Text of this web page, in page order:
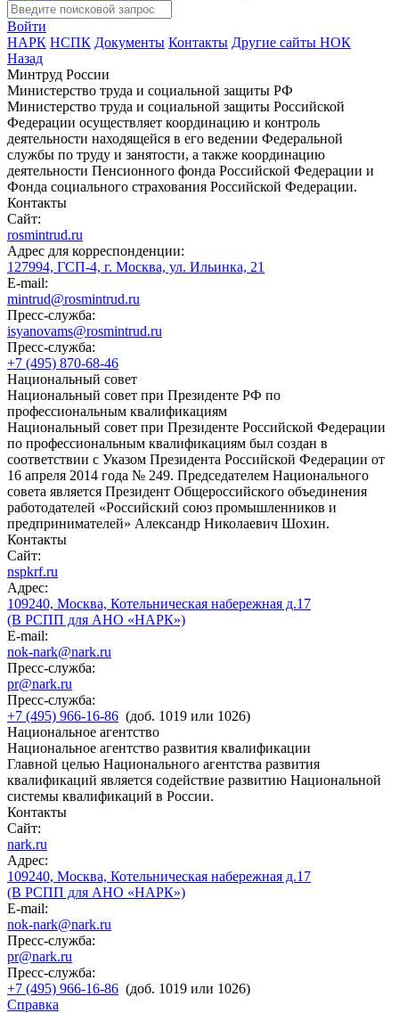
Войти
НАРК НСПК Документы Контакты Другие сайты НОК
Назад
Минтруд России
Министерство труда и социальной защиты РФ
Министерство труда и социальной защиты Российской
Федерации осуществляет координацию и контроль
деятельности находящейся в его ведении Федеральной
службы по труду и занятости, а также координацию
деятельности Пенсионного фонда Российской Федерации и
Фонда социального страхования Российской Федерации.
Контакты
Сайт:
rosmintrud.ru
Адрес для корреспонденции:
127994, ГСП-4, г. Москва, ул. Ильинка, 21
E-mail:
mintrud@rosmintrud.ru
Пресс-служба:
isyanovams@rosmintrud.ru
Пресс-служба:
+7 (495) 870-68-46
Национальный совет
Национальный совет при Президенте РФ по
профессиональным квалификациям
Национальный совет при Президенте Российской Федерации
по профессиональным квалификациям был создан в
соответствии с Указом Президента Российской Федерации от
16 апреля 2014 года № 249. Председателем Национального
совета является Президент Общероссийского объединения
работодателей «Российский союз промышленников и
предпринимателей» Александр Николаевич Шохин.
Контакты
Сайт:
nspkrf.ru
Адрес:
109240, Москва, Котельническая набережная д.17
(В РСПП для АНО «НАРК»)
E-mail:
nok-nark@nark.ru
Пресс-служба:
pr@nark.ru
Пресс-служба:
+7 (495) 966-16-86 (доб. 1019 или 1026)
Национальное агентство
Национальное агентство развития квалификации
Главной целью Национального агентства развития
квалификаций является содействие развитию Национальной
системы квалификаций в России.
Контакты
Сайт:
nark.ru
Адрес:
109240, Москва, Котельническая набережная д.17
(В РСПП для АНО «НАРК»)
E-mail:
nok-nark@nark.ru
Пресс-служба:
pr@nark.ru
Пресс-служба:
+7 (495) 966-16-86 (доб. 1019 или 1026)
Справка